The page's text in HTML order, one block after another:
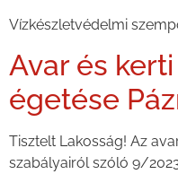
Vízkészletvédelmi
Avar és
égetése
Tisztelt Lakosság! Az
szabályairól szóló 9/